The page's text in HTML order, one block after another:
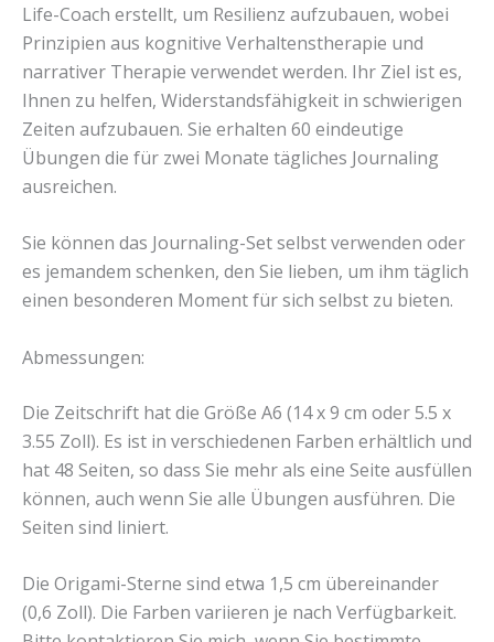
Life-Coach erstellt, um Resilienz aufzubauen, wobei
Prinzipien aus kognitive Verhaltenstherapie und
narrativer Therapie verwendet werden. Ihr Ziel ist es,
Ihnen zu helfen, Widerstandsfähigkeit in schwierigen
Zeiten aufzubauen. Sie erhalten 60 eindeutige
Übungen die für zwei Monate tägliches Journaling
ausreichen.
Sie können das Journaling-Set selbst verwenden oder
es jemandem schenken, den Sie lieben, um ihm täglich
einen besonderen Moment für sich selbst zu bieten.
Abmessungen:
Die Zeitschrift hat die Größe A6 (14 x 9 cm oder 5.5 x
3.55 Zoll). Es ist in verschiedenen Farben erhältlich und
hat 48 Seiten, so dass Sie mehr als eine Seite ausfüllen
können, auch wenn Sie alle Übungen ausführen. Die
Seiten sind liniert.
Die Origami-Sterne sind etwa 1,5 cm übereinander
(0,6 Zoll). Die Farben variieren je nach Verfügbarkeit.